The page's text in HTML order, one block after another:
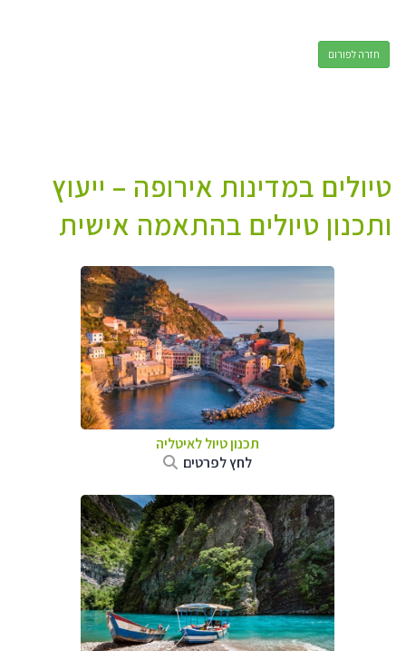
חזרה לפורום
טיולים במדינות אירופה – ייעוץ
ותכנון טיולים בהתאמה אישית
תכנון טיול לאיטליה
לחץ לפרטים